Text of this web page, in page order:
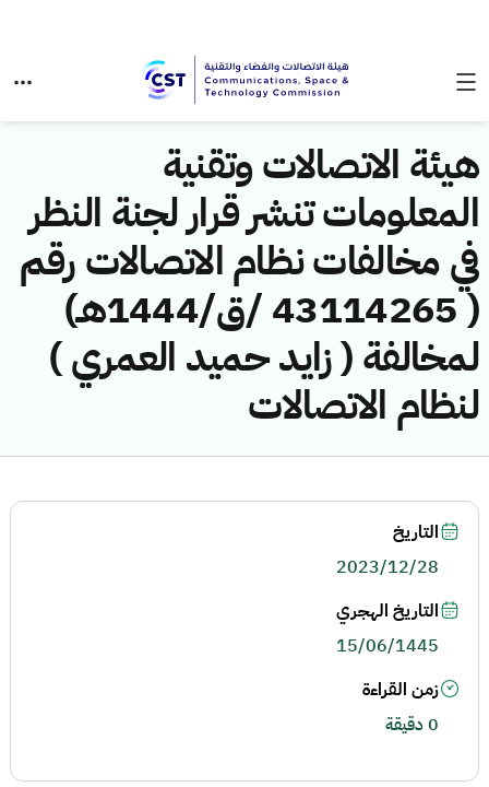
هيئة الاتصالات وتقنية
المعلومات تنشر قرار لجنة النظر
في مخالفات نظام الاتصالات رقم
( 43114265 /ق/1444هـ)
لمخالفة ( زايد حميد العمري )
لنظام الاتصالات
التاريخ
2023/12/28
التاريخ الهجري
15/06/1445
زمن القراءة
0 دقيقة